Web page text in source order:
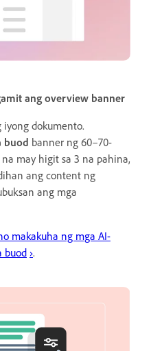
ang overview banner
dokumento.
buod banner ng 60–70-
may higit sa 3 na pahina,
ang content ng
ang mga
makakuha ng mga AI-
buod ›.